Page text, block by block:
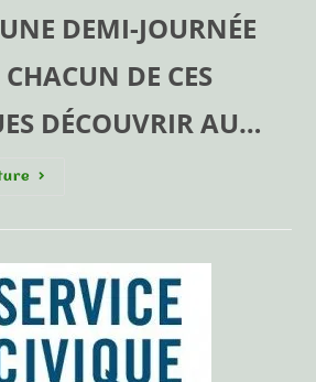
DEMI-JOURNÉE
DE CES
DÉCOUVRIR AU…